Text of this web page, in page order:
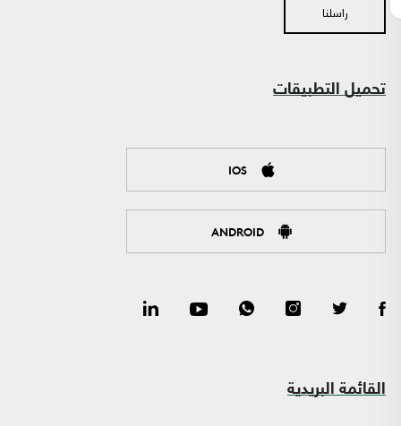
راسلنا
تحميل التطبيقات
IOS
ANDROID
القائمة البريدية